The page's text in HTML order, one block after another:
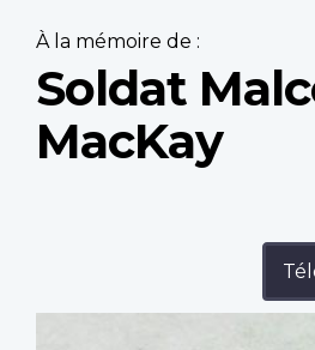
À la mémoire de :
Soldat
MacKay